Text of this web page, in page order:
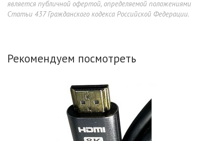
является публичной офертой, определяемой положениями
Статьи 437 Гражданского кодекса Российской Федерации.
Рекомендуем посмотреть